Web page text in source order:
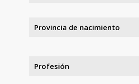
Provincia de nacimiento
Profesión